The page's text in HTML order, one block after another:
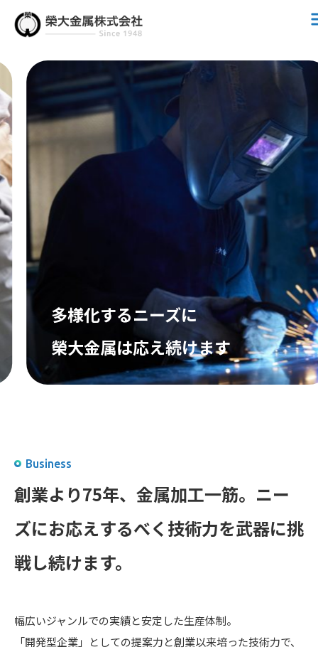
多様化するニーズに
榮大金属は応え続けます
Business
創業より75年、金属加工一筋。 ニー
ズにお応えするべく 技術力を武器に挑
戦し続けます。
幅広いジャンルでの実績と安定した生産体制。
「開発型企業」としての提案力と創業以来培った技術力で、